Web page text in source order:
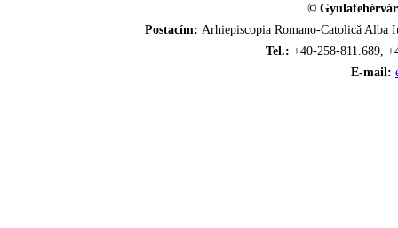
©
Postacím: Arhiepiscopia Romano-Catolică
Tel.: +40-258-811.689,
E-mail: